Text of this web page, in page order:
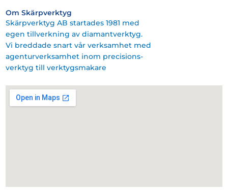
Om Skärpverktyg
Skärpverktyg AB startades 1981 med
egen tillverkning av diamantverktyg.
Vi breddade snart vår verksamhet med
agenturverksamhet inom precisions-
verktyg till verktygsmakare